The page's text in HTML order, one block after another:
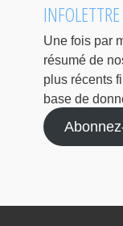
INFOLETTRE
Une fois par
résumé de
plus récents
base de